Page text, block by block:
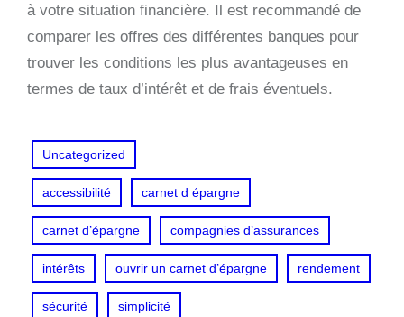
à votre situation financière. Il est recommandé de
comparer les offres des différentes banques pour
trouver les conditions les plus avantageuses en
termes de taux d’intérêt et de frais éventuels.
Uncategorized
accessibilité carnet d épargne
carnet d’épargne compagnies d’assurances
intérêts ouvrir un carnet d’épargne rendement
sécurité simplicité